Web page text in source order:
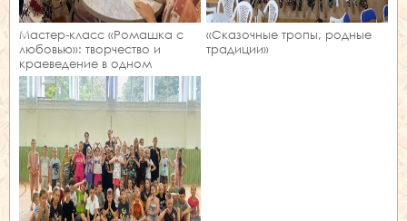
Мастер‑класс «Ромашка с
любовью»: творчество и
краеведение в одном
занятии!
«Сказочные тропы, родные
традиции»